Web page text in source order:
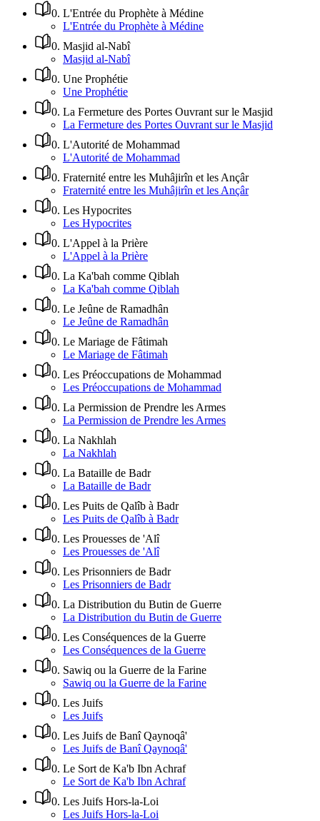
0. L'Entrée du Prophète à Médine
L'Entrée du Prophète à Médine
0. Masjid al-Nabî
Masjid al-Nabî
0. Une Prophétie
Une Prophétie
0. La Fermeture des Portes Ouvrant sur le Masjid
La Fermeture des Portes Ouvrant sur le Masjid
0. L'Autorité de Mohammad
L'Autorité de Mohammad
0. Fraternité entre les Muhâjirîn et les Ançâr
Fraternité entre les Muhâjirîn et les Ançâr
0. Les Hypocrites
Les Hypocrites
0. L'Appel à la Prière
L'Appel à la Prière
0. La Ka'bah comme Qiblah
La Ka'bah comme Qiblah
0. Le Jeûne de Ramadhân
Le Jeûne de Ramadhân
0. Le Mariage de Fâtimah
Le Mariage de Fâtimah
0. Les Préoccupations de Mohammad
Les Préoccupations de Mohammad
0. La Permission de Prendre les Armes
La Permission de Prendre les Armes
0. La Nakhlah
La Nakhlah
0. La Bataille de Badr
La Bataille de Badr
0. Les Puits de Qalîb à Badr
Les Puits de Qalîb à Badr
0. Les Prouesses de 'Alî
Les Prouesses de 'Alî
0. Les Prisonniers de Badr
Les Prisonniers de Badr
0. La Distribution du Butin de Guerre
La Distribution du Butin de Guerre
0. Les Conséquences de la Guerre
Les Conséquences de la Guerre
0. Sawiq ou la Guerre de la Farine
Sawiq ou la Guerre de la Farine
0. Les Juifs
Les Juifs
0. Les Juifs de Banî Qaynoqâ'
Les Juifs de Banî Qaynoqâ'
0. Le Sort de Ka'b Ibn Achraf
Le Sort de Ka'b Ibn Achraf
0. Les Juifs Hors-la-Loi
Les Juifs Hors-la-Loi